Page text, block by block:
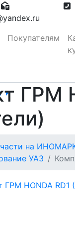
Покупателям
ГРМ
на
УАЗ